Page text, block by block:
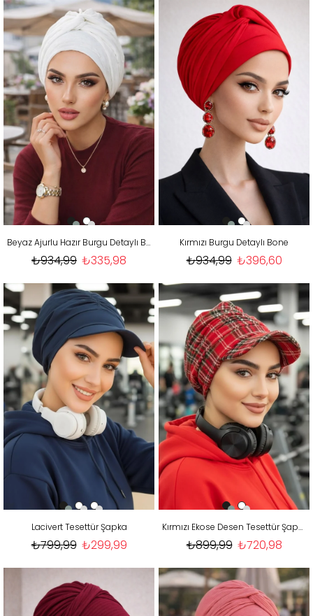
Beyaz Ajurlu Hazır Burgu Detaylı Bone
₺335,98
₺934,99
Kırmızı Burgu Detaylı Bone
₺396,60
₺934,99
Lacivert Tesettür Şapka
₺299,99
₺799,99
Kırmızı Ekose Desen Tesettür Şapka
₺720,98
₺899,99